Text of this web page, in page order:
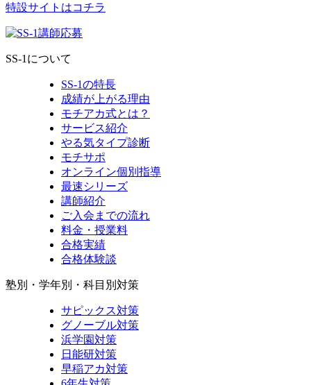
特設サイトはコチラ
SS-1について
SS-1の特長
成績が上がる理由
モチアカ式とは？
サービス紹介
やる気タイプ診断
モチサポ
オンライン個別指導
最速シリーズ
講師紹介
ご入会までの流れ
料金・授業料
合格実績
合格体験談
塾別・学年別・科目別対策
サピックス対策
グノーブル対策
浜学園対策
日能研対策
早稲アカ対策